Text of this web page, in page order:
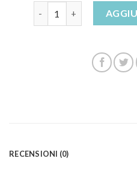
stivaletti alti donna
RECENSIONI (0)